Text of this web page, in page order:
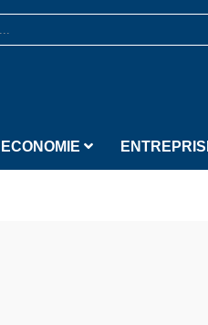
ECONOMIE